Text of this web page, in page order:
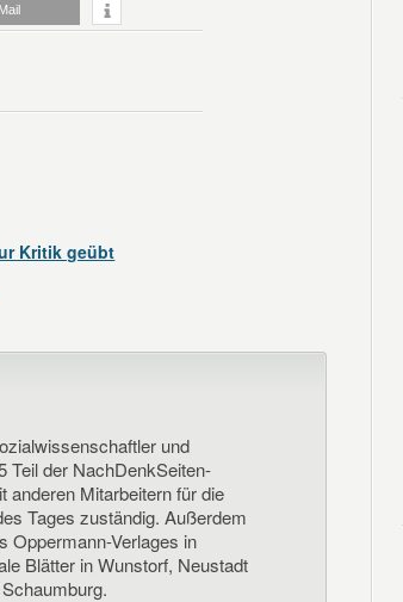
Kritik geübt
und
Teil der NachDenkSeiten-
anderen Mitarbeitern für die
Tages zuständig. Außerdem
Oppermann-Verlages in
Blätter in Wunstorf, Neustadt